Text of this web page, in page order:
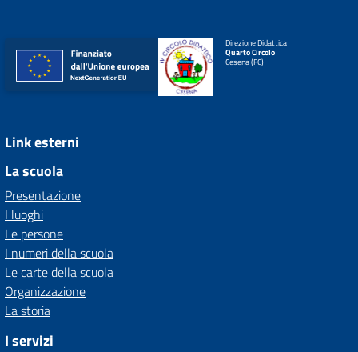
Direzione Didattica
Quarto Circolo
Cesena (FC)
Link esterni
La scuola
Presentazione
I luoghi
Le persone
I numeri della scuola
Le carte della scuola
Organizzazione
La storia
I servizi